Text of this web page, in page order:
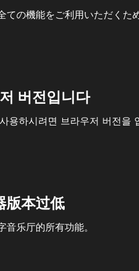
の機能をご利用いただくた
버전입니다
용하시려면 브라우저 버전을
版本过低
乐厅的所有功能。